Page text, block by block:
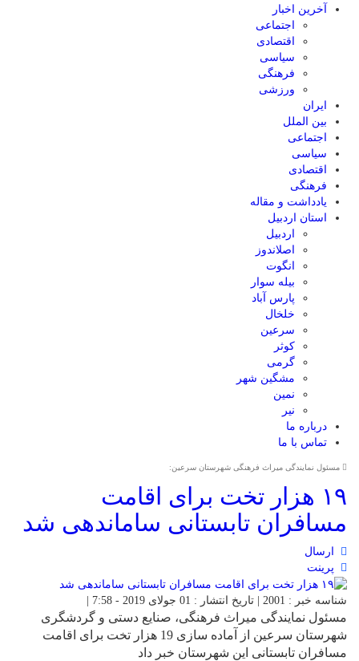
آخرین اخبار
اجتماعی
اقتصادی
سیاسی
فرهنگی
ورزشی
ایران
بین الملل
اجتماعی
سیاسی
اقتصادی
فرهنگی
یادداشت و مقاله
استان اردبیل
اردبیل
اصلاندوز
انگوت
بیله سوار
پارس آباد
خلخال
سرعین
کوثر
گرمی
مشگین شهر
نمین
نیر
درباره ما
تماس با ما
مسئول نمایندگی میراث فرهنگی شهرستان سرعین:
۱۹ هزار تخت برای اقامت
مسافران تابستانی ساماندهی شد
ارسال
پرینت
شناسه خبر : 2001 | تاریخ انتشار : 01 جولای 2019 - 7:58 |
مسئول نمایندگی میراث فرهنگی، صنایع دستی و گردشگری
شهرستان سرعین از آماده سازی 19 هزار تخت برای اقامت
مسافران تابستانی این شهرستان خبر داد